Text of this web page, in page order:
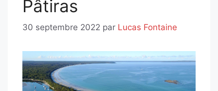
Pâtiras
30 septembre 2022 par Lucas Fontaine